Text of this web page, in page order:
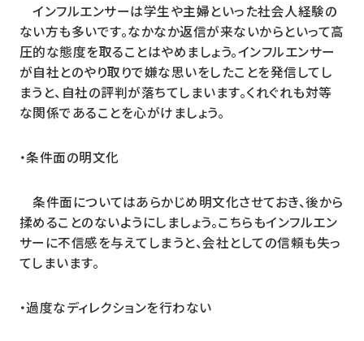
インフルエンサーは学生や主婦といった社会人経験の
ない方も多いです。なかなか返信が来ないからといって高
圧的な態度を取ることはやめましょう。インフルエンサー
が自社とのやり取りで嫌な思いをしたことを発信してし
まうと、自社の評判が落ちてしまいます。くれぐれも対等
な関係であることを心がけましょう。
・条件面の明文化
条件面についてはあらかじめ明文化させておき、後から
揉めることのないようにしましょう。こちらもインフルエン
サーに不信感を与えてしまうと、会社としての信頼も失っ
てしまいます。
・過度なディレクションを行わない